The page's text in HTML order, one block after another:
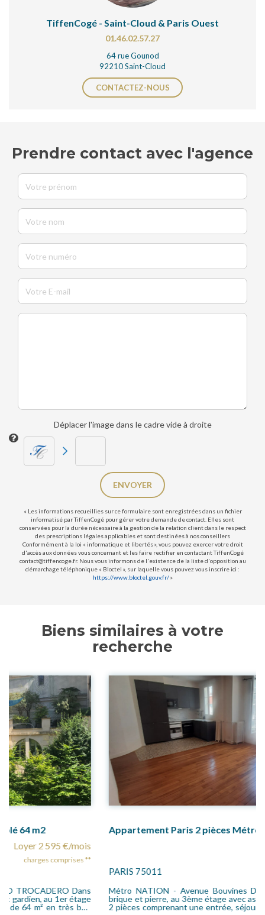
TiffenCogé - Saint-Cloud & Paris Ouest
01.46.02.57.27
64 rue Gounod
92210 Saint-Cloud
CONTACTEZ-NOUS
Prendre contact avec l'agence
Déplacer l'image dans le cadre vide à droite
ENVOYER
« Les informations recueillies sur ce formulaire sont enregistrées dans un fichier
informatisé par TiffenCogé pour gérer votre demande de contact. Elles sont
conservées pour la durée nécessaire à la gestion de la relation client dans le respect
des prescriptions légales applicables et sont destinées à nos conseillers
Conformément à la loi « informatique et libertés », vous pouvez exercer votre droit
d'accès aux données vous concernant et les faire rectifier en contactant TiffenCogé
contact@tiffencoge.fr. Nous vous informons de l'existence de la liste d'opposition au
démarchage téléphonique « Bloctel », sur laquelle vous pouvez vous inscrire ici :
https://www.bloctel.gouv.fr/»
Biens similaires à votre
recherche
Appartement Paris 2 pièces Métro Nation
Métro NATION - Avenue Bouvines Dans un bel immeuble
brique et pierre, au 3ème étage avec ascenseur, appartement
2 pièces comprenant une entrée, séjour avec cuisine équipée